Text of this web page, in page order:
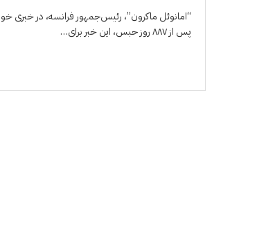
“امانوئل ماکرون”، رئیس‌جمهور فرانسه، در خبری
پس از ۸۸۷ روز حبس، این خبر برای…